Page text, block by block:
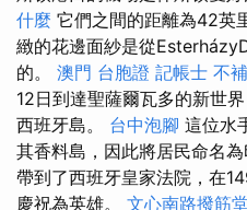
什麼 它們之間的距離為42英
緻的花邊面紗是從
的。 澳門 台胞證 記帳士 不
12日到達聖薩爾瓦多的新世
西班牙島。 台中泡腳 這位水
其香料島，因此將居民命名
帶到了西班牙皇家法院，在
慶祝為英雄。 文心南路撥筋堂